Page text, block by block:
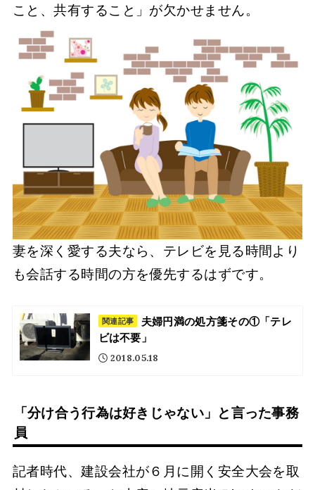
こと、共有すること」が欠かせません。
妻を深く愛する夫なら、テレビを見る時間より
も会話する時間の方を優先するはずです。
関連記事
夫婦円満の処方箋その①「テレ
ビは不要」
2018.05.18
「分け合う行為は好きじゃない」と言った事務
員
記者時代、建設会社が６月に開く安全大会を取